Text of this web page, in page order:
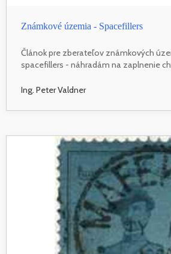
Známkové územia - Spacefillers
Článok pre zberateľov známkových
spacefillers - náhradám na zaplnenie
Ing. Peter Valdner